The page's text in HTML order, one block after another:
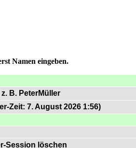
Namen eingeben.
z. B. PeterMüller
Zeit: 7. August 2026 1:56)
Session löschen